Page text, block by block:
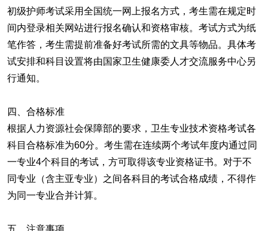
初级护师考试采用全国统一网上报名方式，考生需在规定时
间内登录相关网站进行报名确认和资格审核。考试方式为纸
笔作答，考生需提前准备好考试所需的文具等物品。具体考
试安排和科目设置将由国家卫生健康委人才交流服务中心另
行通知。
四、合格标准
根据人力资源社会保障部的要求，卫生专业技术资格考试各
科目合格标准为60分。考生需在连续两个考试年度内通过同
一专业4个科目的考试，方可取得该专业资格证书。对于不
同专业（含主亚专业）之间各科目的考试合格成绩，不得作
为同一专业合并计算。
五、注意事项